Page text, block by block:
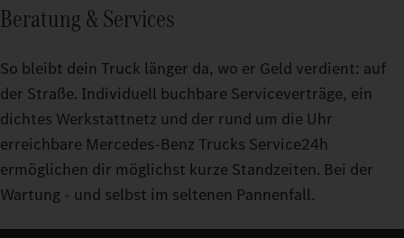
Beratung & Services
So bleibt dein Truck länger da, wo er Geld verdient: auf
der Straße. Individuell buchbare Serviceverträge, ein
dichtes Werkstattnetz und der rund um die Uhr
erreichbare Mercedes-Benz Trucks Service24h
ermöglichen dir möglichst kurze Standzeiten. Bei der
Wartung - und selbst im seltenen Pannenfall.